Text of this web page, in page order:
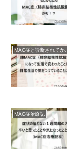
MAC症治療記